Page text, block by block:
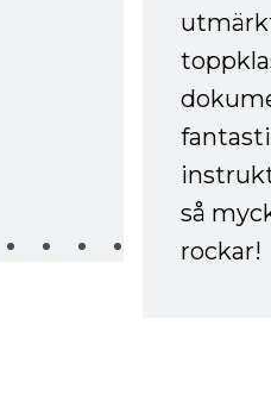
så
rockar!